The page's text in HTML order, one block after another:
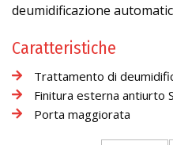
deumidificazione
Caratteristiche
Trattamento di
Finitura esterna antiurto
Porta maggiorata